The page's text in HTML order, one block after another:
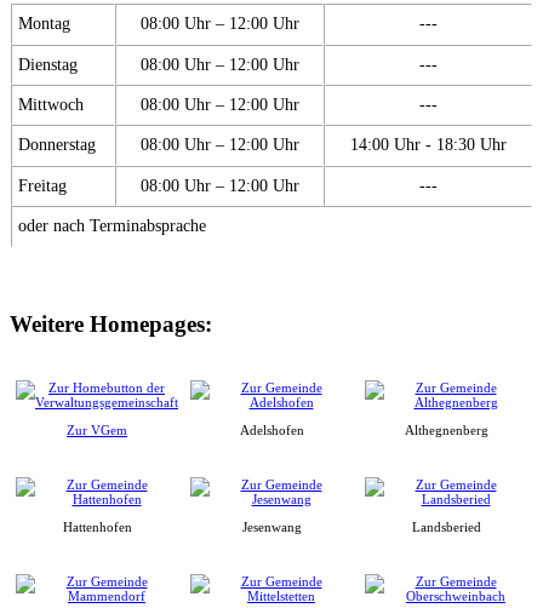
Montag 08:00 Uhr – 12:00 Uhr ---
Dienstag 08:00 Uhr – 12:00 Uhr ---
Mittwoch 08:00 Uhr – 12:00 Uhr ---
Donnerstag 08:00 Uhr – 12:00 Uhr 14:00 Uhr - 18:30 Uhr
Freitag 08:00 Uhr – 12:00 Uhr ---
oder nach Terminabsprache
Weitere Homepages:
Zur VGem Adelshofen Althegnenberg
Hattenhofen Jesenwang Landsberied